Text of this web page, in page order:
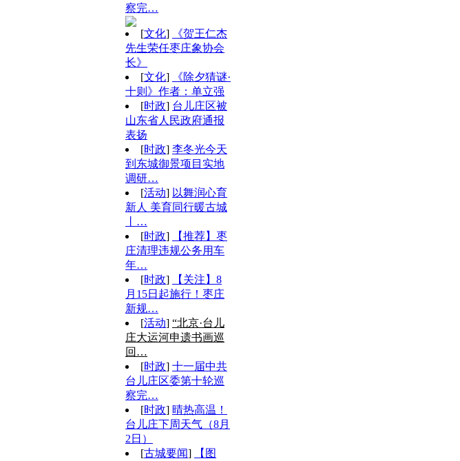
察完…
[文化]
《贺王仁杰
先生荣任枣庄象协会
长》
[文化]
《除夕猜谜·
十则》作者：单立强
[时政] 台儿庄区被
山东省人民政府通报
表扬
[时政] 李冬光今天
到东城御景项目实地
调研…
[活动] 以舞润心育
新人 美育同行暖古城
丨…
[时政]
【推荐】枣
庄清理违规公务用车
年…
[时政]
【关注】8
月15日起施行！枣庄
新规…
[活动] “北京·台儿
庄大运河申遗书画巡
回…
[时政] 十一届中共
台儿庄区委第十轮巡
察完…
[时政] 晴热高温！
台儿庄下周天气（8月
2日）
[古城要闻]
【图